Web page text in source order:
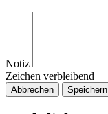
Notiz
Zeichen verbleibend
Abbrechen Speichern